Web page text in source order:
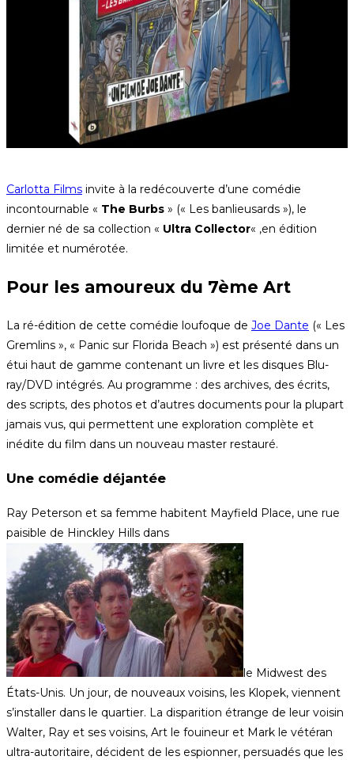
Carlotta Films invite à la redécouverte d’une comédie
incontournable « The Burbs » (« Les banlieusards »), le
dernier né de sa collection « Ultra Collector« ,en édition
limitée et numérotée.
Pour les amoureux du 7ème Art
La ré-édition de cette comédie loufoque de Joe Dante (« Les
Gremlins », « Panic sur Florida Beach ») est présenté dans un
étui haut de gamme contenant un livre et les disques Blu-
ray/DVD intégrés. Au programme : des archives, des écrits,
des scripts, des photos et d’autres documents pour la plupart
jamais vus, qui permettent une exploration complète et
inédite du film dans un nouveau master restauré.
Une comédie déjantée
Ray Peterson et sa femme habitent Mayfield Place, une rue
paisible de Hinckley Hills dans
le Midwest des
États-Unis. Un jour, de nouveaux voisins, les Klopek, viennent
s’installer dans le quartier. La disparition étrange de leur voisin
Walter, Ray et ses voisins, Art le fouineur et Mark le vétéran
ultra-autoritaire, décident de les espionner, persuadés que les